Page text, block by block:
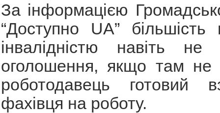
За інформацією
“Доступно UA” більшість
інвалідністю навіть не
оголошення, якщо там не
роботодавець готовий
фахівця на роботу.